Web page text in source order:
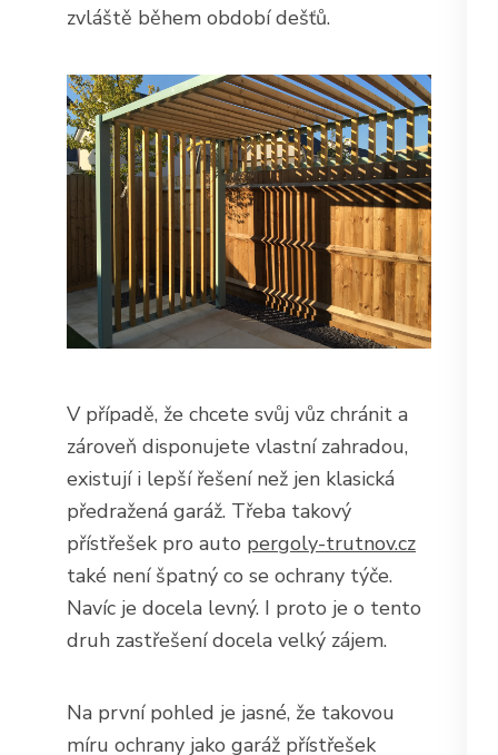
zvláště během období dešťů.
V případě, že chcete svůj vůz chránit a
zároveň disponujete vlastní zahradou,
existují i lepší řešení než jen klasická
předražená garáž. Třeba takový
přístřešek pro auto pergoly-trutnov.cz
také není špatný co se ochrany týče.
Navíc je docela levný. I proto je o tento
druh zastřešení docela velký zájem.
Na první pohled je jasné, že takovou
míru ochrany jako garáž přístřešek